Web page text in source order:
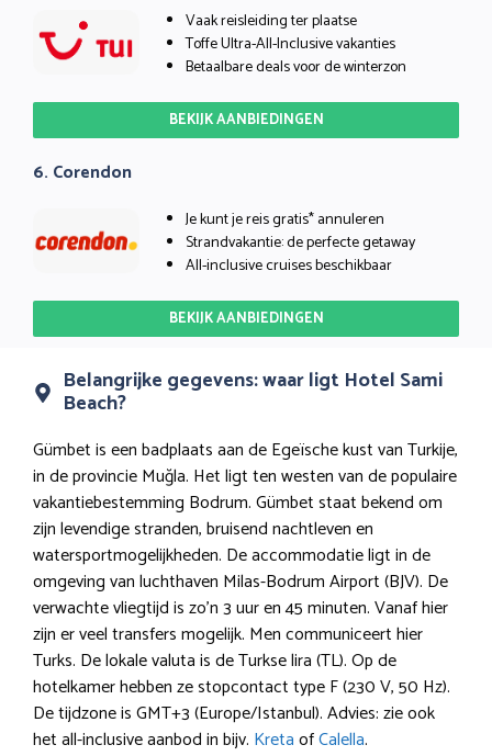
Vaak reisleiding ter plaatse
Toffe Ultra-All-Inclusive vakanties
Betaalbare deals voor de winterzon
BEKIJK AANBIEDINGEN
6. Corendon
Je kunt je reis gratis* annuleren
Strandvakantie: de perfecte getaway
All-inclusive cruises beschikbaar
BEKIJK AANBIEDINGEN
Belangrijke gegevens: waar ligt Hotel Sami
Beach?
Gümbet is een badplaats aan de Egeïsche kust van Turkije,
in de provincie Muğla. Het ligt ten westen van de populaire
vakantiebestemming Bodrum. Gümbet staat bekend om
zijn levendige stranden, bruisend nachtleven en
watersportmogelijkheden. De accommodatie ligt in de
omgeving van luchthaven Milas-Bodrum Airport (BJV). De
verwachte vliegtijd is zo’n 3 uur en 45 minuten. Vanaf hier
zijn er veel transfers mogelijk. Men communiceert hier
Turks. De lokale valuta is de Turkse lira (TL). Op de
hotelkamer hebben ze stopcontact type F (230 V, 50 Hz).
De tijdzone is GMT+3 (Europe/Istanbul). Advies: zie ook
het all-inclusive aanbod in bijv. KretaofCalella.